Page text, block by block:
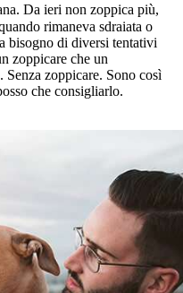
Da ieri non zoppica più,
rimaneva sdraiata o
bisogno di diversi tentativi
zoppicare che un
Senza zoppicare. Sono così
che consigliarlo.